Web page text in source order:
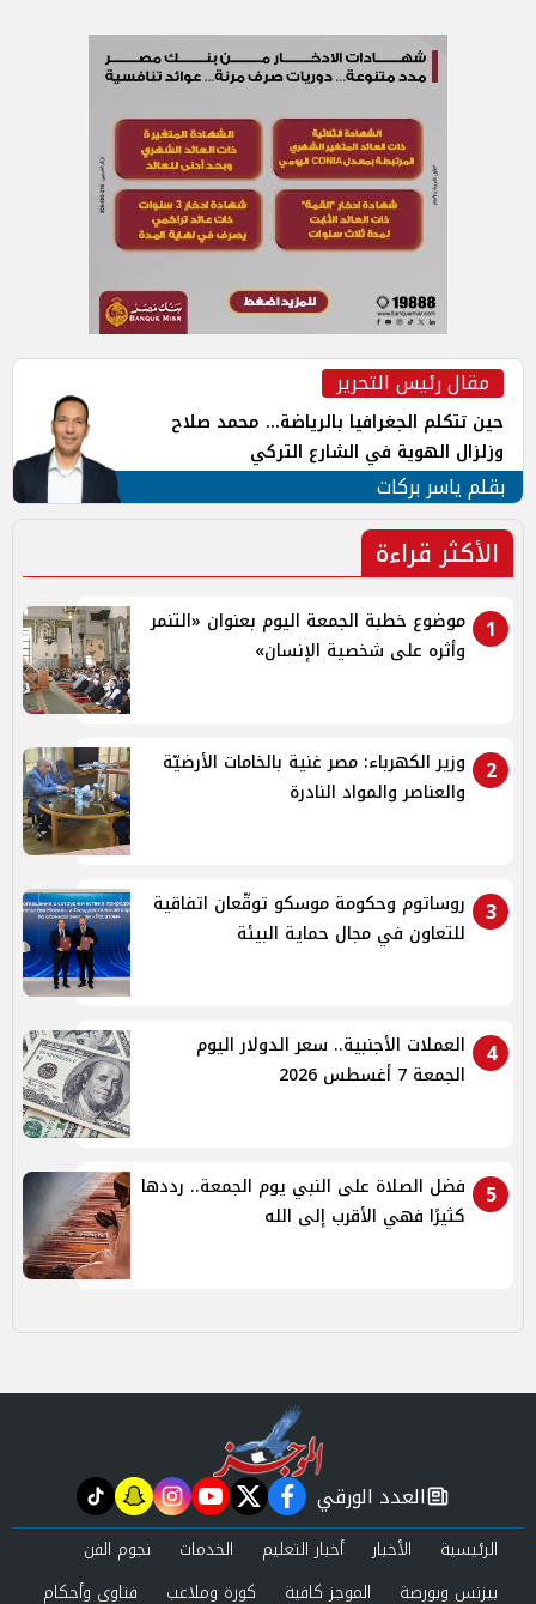
مقال رئيس التحرير
حين تتكلم الجغرافيا بالرياضة... محمد صلاح
وزلزال الهوية في الشارع التركي
بقلم ياسر بركات
الأكثر قراءة
1
موضوع خطبة الجمعة اليوم بعنوان «التنمر
وأثره على شخصية الإنسان»
2
وزير الكهرباء: مصر غنية بالخامات الأرضيّة
والعناصر والمواد النادرة
3
روساتوم وحكومة موسكو توقّعان اتفاقية
للتعاون في مجال حماية البيئة
4
العملات الأجنبية.. سعر الدولار اليوم
الجمعة 7 أغسطس 2026
5
فضل الصلاة على النبي يوم الجمعة.. رددها
كثيرًا فهي الأقرب إلى الله
newspaper
العدد الورقي facebook
twitter
youtube
instagram
snapchat
tiktok
الرئيسية الأخبار أخبار التعليم الخدمات
نجوم الفن
بيزنس وبورصة
الموجز كافية كورة وملاعب فتاوى وأحكام